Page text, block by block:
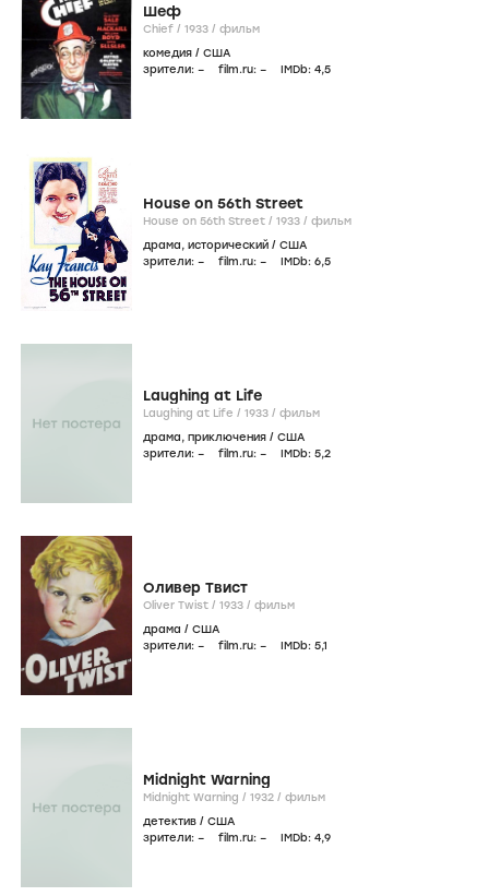
Шеф
Chief / 1933 / фильм
комедия / США
зрители: – film.ru: – IMDb: 4,5
House on 56th Street
House on 56th Street / 1933 / фильм
драма, исторический / США
зрители: – film.ru: – IMDb: 6,5
Laughing at Life
Laughing at Life / 1933 / фильм
драма, приключения / США
зрители: – film.ru: – IMDb: 5,2
Оливер Твист
Oliver Twist / 1933 / фильм
драма / США
зрители: – film.ru: – IMDb: 5,1
Midnight Warning
Midnight Warning / 1932 / фильм
детектив / США
зрители: – film.ru: – IMDb: 4,9